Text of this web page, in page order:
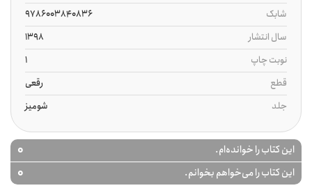
شابک
9786003840836
سال انتشار
1398
نوبت چاپ
1
قطع
رقعی
جلد
شومیز
این کتاب را خوانده‌ام. 0
این کتاب را می‌خواهم بخوانم. 0